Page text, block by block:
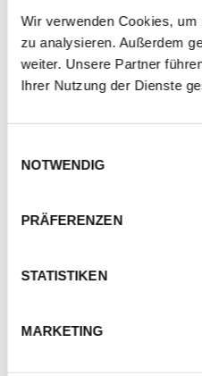
Wir verwenden Cookies,
zu analysieren. Außerdem
weiter. Unsere Partner
Ihrer Nutzung der Dienste
NOTWENDIG
PRÄFERENZEN
STATISTIKEN
MARKETING